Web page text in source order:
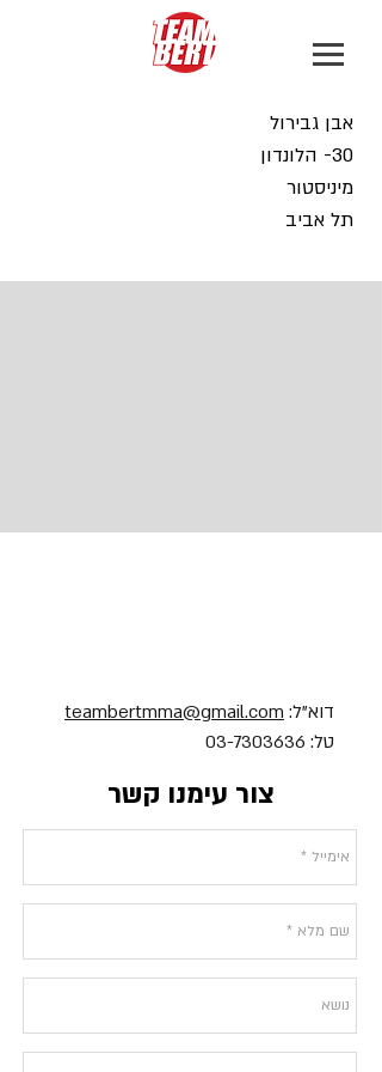
אבן גבירול
30- הלונדון
מיניסטור
תל אביב
דוא"ל: teambertmma@gmail.com
טל: 03-7303636
צור עימנו קשר